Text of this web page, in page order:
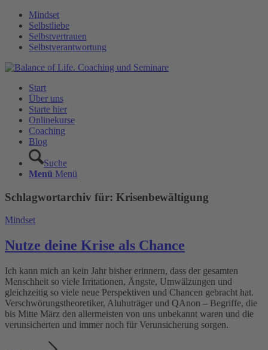
Mindset
Selbstliebe
Selbstvertrauen
Selbstverantwortung
Start
Über uns
Starte hier
Onlinekurse
Coaching
Blog
Suche
Menü Menü
Schlagwortarchiv für: Krisenbewältigung
Mindset
Nutze deine Krise als Chance
Ich kann mich an kein Jahr bisher erinnern, dass der gesamten
Menschheit so viele Irritationen, Ängste, Umwälzungen und
gleichzeitig so viele neue Perspektiven und Chancen gebracht hat.
Verschwörungstheoretiker, Aluhuträger und QAnon – Begriffe, die
bis Mitte März den allermeisten von uns unbekannt waren und die
verunsicherten und immer noch für Verunsicherung sorgen.